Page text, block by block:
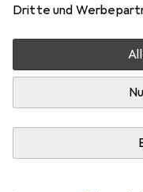
Dritte und
Zwischen Mi,
Lieferort